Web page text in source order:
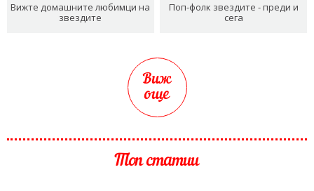
Вижте домашните любимци на
звездите
Поп-фолк звездите - преди и
сега
Виж
още
Топ статии